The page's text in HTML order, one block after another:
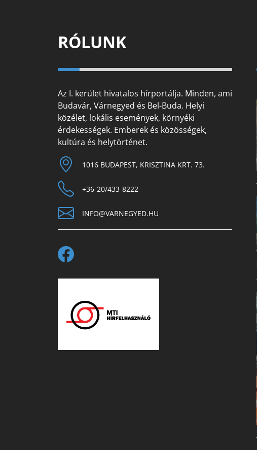
RÓLUNK
Az I. kerület hivatalos hírportálja. Minden, ami
Budavár, Várnegyed és Bel-Buda. Helyi
közélet, lokális események, környéki
érdekességek. Emberek és közösségek,
kultúra és helytörténet.
1016 BUDAPEST, KRISZTINA KRT. 73.
+36-20/433-8222
INFO@VARNEGYED.HU